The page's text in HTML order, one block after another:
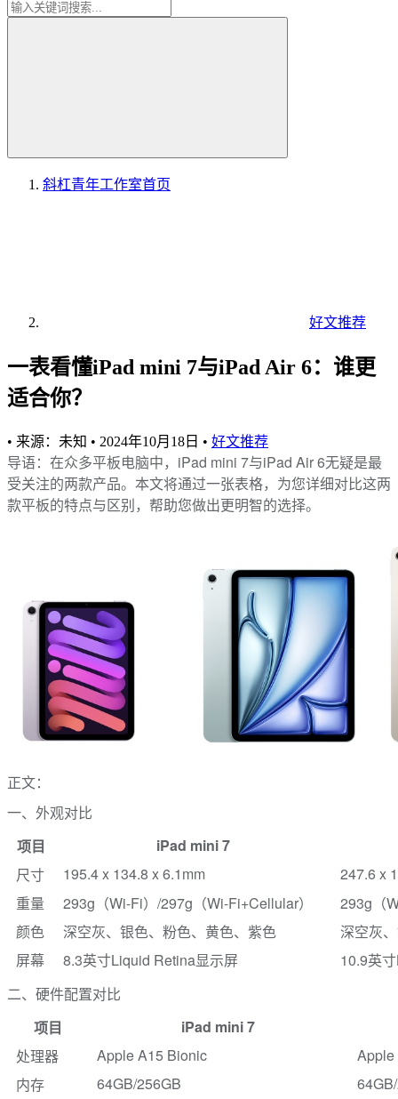
斜杠青年工作室首页
好文推荐
一表看懂iPad mini 7与iPad Air 6：谁更
适合你？
• 来源：未知 • 2024年10月18日 • 好文推荐
导语：在众多平板电脑中，iPad mini 7与iPad Air 6无疑是最
受关注的两款产品。本文将通过一张表格，为您详细对比这两
款平板的特点与区别，帮助您做出更明智的选择。
正文：
一、外观对比
项目
iPad mini 7
尺寸
195.4 x 134.8 x 6.1mm
247.6 x
重量
293g（Wi-Fi）/297g（Wi-Fi+Cellular）
293g（
颜色
深空灰、银色、粉色、黄色、紫色
深空灰
屏幕
8.3英寸Liquid Retina显示屏
10.9英
二、硬件配置对比
项目
iPad mini 7
处理器
Apple A15 Bionic
Apple
内存
64GB/256GB